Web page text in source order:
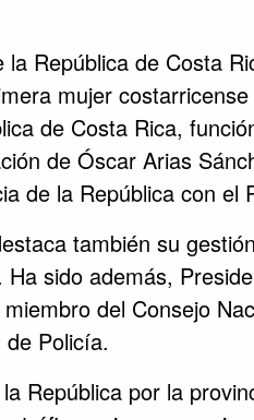
República de Costa
mujer
de Costa Rica,
de Óscar Arias
de la República con el
también su
sido además,
del Consejo
Policía.
República por la